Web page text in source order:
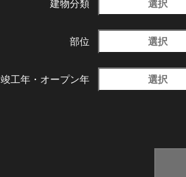
建物分類 選択
部位 選択
竣工年・ オープン年 選択